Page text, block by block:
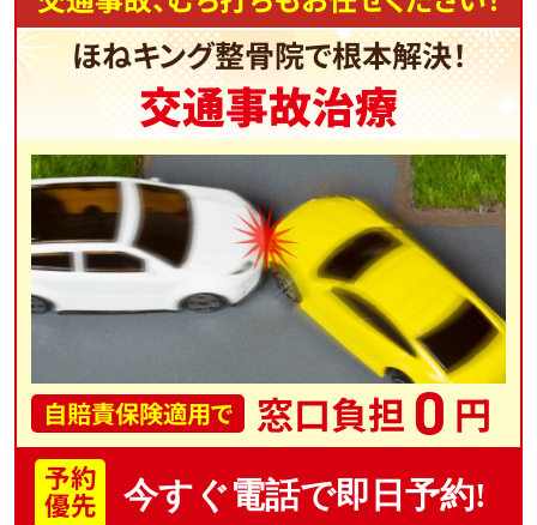
ほねキング整骨院で根本解決！
交通事故治療
自賠責保険適用で 窓口負担 0 円
予約
優先 今すぐ電話で即日予約!